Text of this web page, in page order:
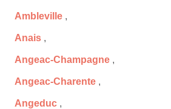
Ambleville ,
Anais ,
Angeac-Champagne ,
Angeac-Charente ,
Angeduc ,